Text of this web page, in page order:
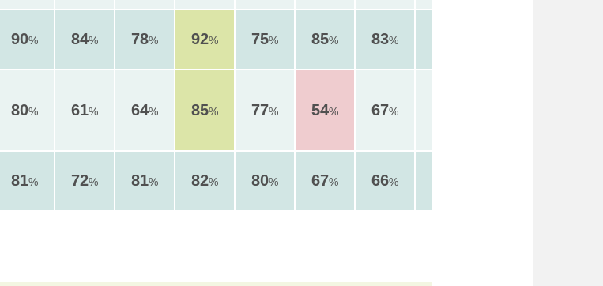
90% 84% 78% 92% 75% 85% 83%
80% 61% 64% 85% 77% 54% 67%
81% 72% 81% 82% 80% 67% 66%